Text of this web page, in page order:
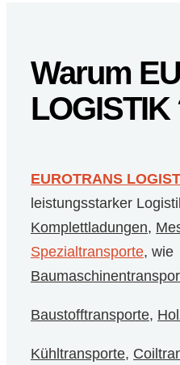
Warum
LOGISTIK
EUROTRANS
leistungsstarker
Komplettladungen,
Spezialtransporte, wie
Baustofftransporte,
Kühltransporte,